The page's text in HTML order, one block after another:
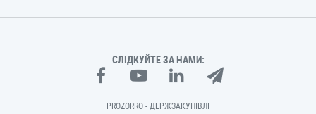
СЛІДКУЙТЕ ЗА НАМИ:
PROZORRO - ДЕРЖЗАКУПІВЛІ